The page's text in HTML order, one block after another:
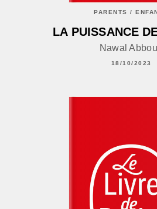
PARENTS /
LA PUISSANCE
Nawal
18/10/2023